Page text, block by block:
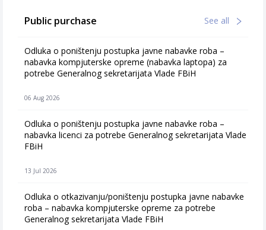
Public purchase See all
Odluka o poništenju postupka javne nabavke roba –
nabavka kompjuterske opreme (nabavka laptopa) za
potrebe Generalnog sekretarijata Vlade FBiH
06 Aug 2026
Odluka o poništenju postupka javne nabavke roba –
nabavka licenci za potrebe Generalnog sekretarijata Vlade
FBiH
13 Jul 2026
Odluka o otkazivanju/poništenju postupka javne nabavke
roba – nabavka kompjuterske opreme za potrebe
Generalnog sekretarijata Vlade FBiH